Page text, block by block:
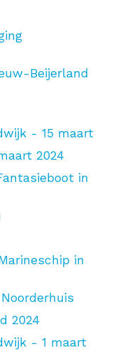
Beijerland
- 15 maart
2024
in
in
2024
- 1 maart